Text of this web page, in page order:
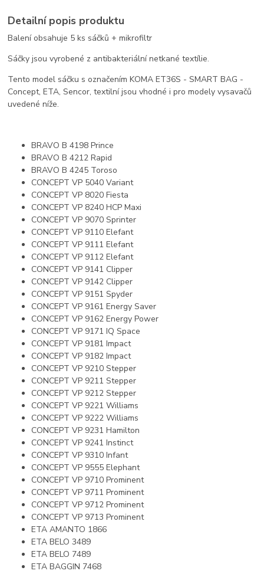
Detailní popis produktu
Balení obsahuje 5 ks sáčků + mikrofiltr
Sáčky jsou vyrobené z antibakteriální netkané textílie.
Tento model sáčku s označením KOMA ET36S - SMART BAG -
Concept, ETA, Sencor, textilní jsou vhodné i pro modely vysavačů
uvedené níže.
BRAVO B 4198 Prince
BRAVO B 4212 Rapid
BRAVO B 4245 Toroso
CONCEPT VP 5040 Variant
CONCEPT VP 8020 Fiesta
CONCEPT VP 8240 HCP Maxi
CONCEPT VP 9070 Sprinter
CONCEPT VP 9110 Elefant
CONCEPT VP 9111 Elefant
CONCEPT VP 9112 Elefant
CONCEPT VP 9141 Clipper
CONCEPT VP 9142 Clipper
CONCEPT VP 9151 Spyder
CONCEPT VP 9161 Energy Saver
CONCEPT VP 9162 Energy Power
CONCEPT VP 9171 IQ Space
CONCEPT VP 9181 Impact
CONCEPT VP 9182 Impact
CONCEPT VP 9210 Stepper
CONCEPT VP 9211 Stepper
CONCEPT VP 9212 Stepper
CONCEPT VP 9221 Williams
CONCEPT VP 9222 Williams
CONCEPT VP 9231 Hamilton
CONCEPT VP 9241 Instinct
CONCEPT VP 9310 Infant
CONCEPT VP 9555 Elephant
CONCEPT VP 9710 Prominent
CONCEPT VP 9711 Prominent
CONCEPT VP 9712 Prominent
CONCEPT VP 9713 Prominent
ETA AMANTO 1866
ETA BELO 3489
ETA BELO 7489
ETA BAGGIN 7468